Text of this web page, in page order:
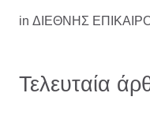
in ΔΙΕΘΝΗΣ
Τελευταία